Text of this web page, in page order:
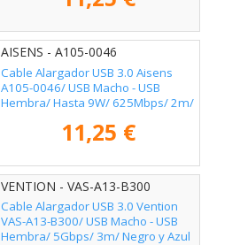
AISENS - A105-0046
Cable Alargador USB 3.0 Aisens
A105-0046/ USB Macho - USB
Hembra/ Hasta 9W/ 625Mbps/ 2m/
11,25 €
VENTION - VAS-A13-B300
Cable Alargador USB 3.0 Vention
VAS-A13-B300/ USB Macho - USB
Hembra/ 5Gbps/ 3m/ Negro y Azul